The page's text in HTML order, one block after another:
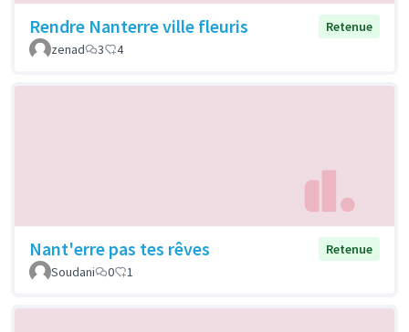
Rendre Nanterre ville fleuris
Retenue
zenad
3 4
Nant'erre pas tes rêves
Retenue
Soudani
0 1